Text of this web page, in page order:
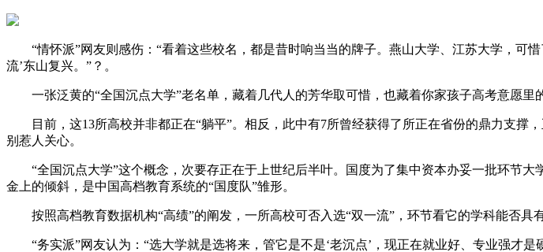
“情怀派”网友则感伤：“看着这些校名，都是昔时响当当的牌子。燕山大学、江苏大学，可
流’东山复兴。”？。
一张泛黄的“全国沉点大学”老名单，藏着几代人的芳华取可惜，也藏着你家孩子高考意愿里的
目前，这13所高校并非都正在“躺平”。相反，此中有7所曾经获得了所正在省份的鼎力支撑
别惹人关心。
“全国沉点大学”这个概念，次要存正在于上世纪后半叶。国度为了集中资本办妥一批环节大
金上的倾斜，是中国高档教育系统的“国度队”雏形。
按照高档教育数据机构“高绩”的阐发，一所高校可否入选“双一流”，环节看它的学科能否具
“务实派”网友认为：“选大学就是选将来，管它是不是‘老沉点’，现正在就业好、专业强才是